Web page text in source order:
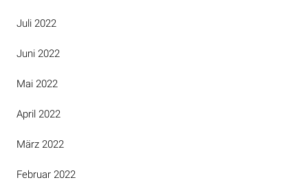
Juli 2022
Juni 2022
Mai 2022
April 2022
März 2022
Februar 2022